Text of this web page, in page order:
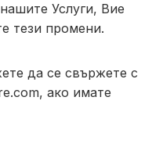
Услуги, Вие
тези промени.
да се свържете с
, ако имате